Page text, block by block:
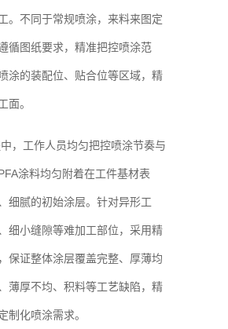
。不同于常规喷涂，来料来图定
循图纸要求，精准把控喷涂范
涂的装配位、贴合位等区域，精
面。
，工作人员均匀把控喷涂节奏与
涂料均匀附着在工件基材表
细腻的初始涂层。针对异形工
细小缝隙等难加工部位，采用精
保证整体涂层覆盖完整、厚薄均
薄厚不均、积料等工艺缺陷，精
制化喷涂需求。